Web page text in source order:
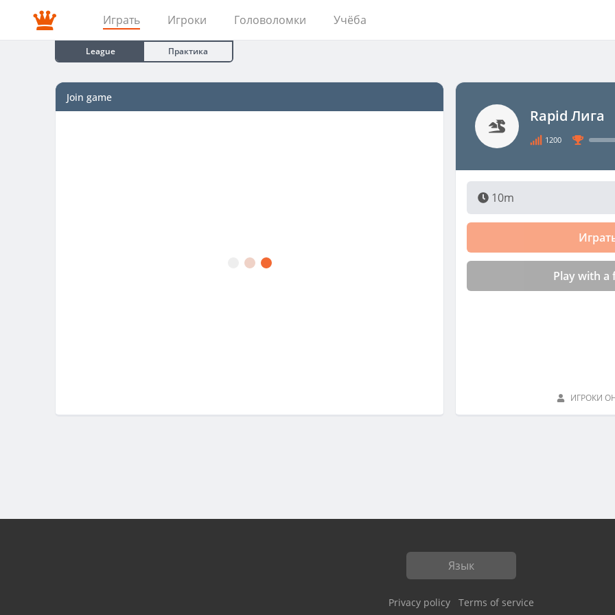
Играть Игроки Головоломки Учёба
League Практика
Join game
Rapid Лига
1200
10m
Play with a
ИГРОКИ
Язык
Privacy policy Terms of service